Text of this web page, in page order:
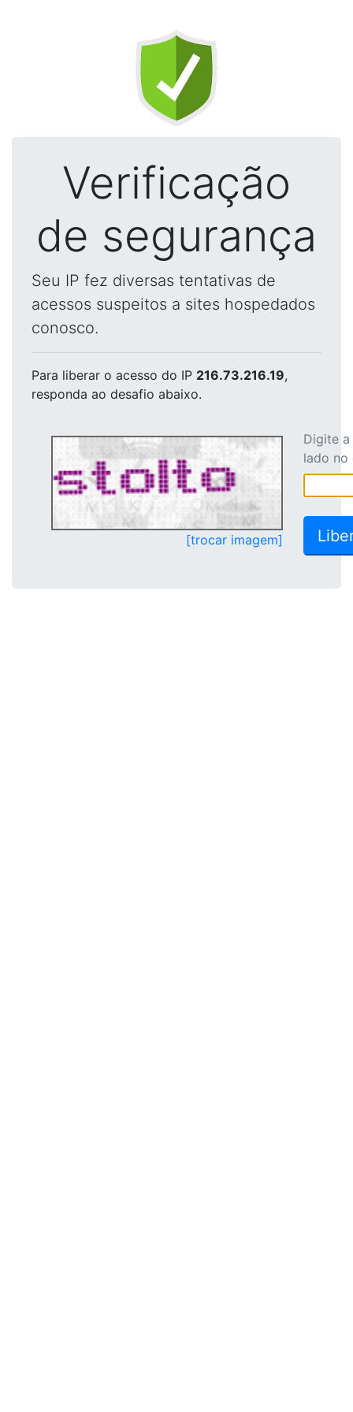
Verificação
de segurança
Seu IP fez diversas tentativas de
acessos suspeitos a sites hospedados
conosco.
Para liberar o acesso do IP 216.73.216.19,
responda ao desafio abaixo.
[trocar imagem]
Digite
lado no